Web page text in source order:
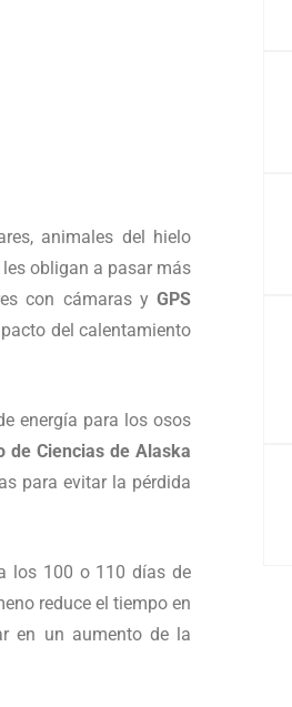
animales del hielo
obligan a pasar más
con cámaras y GPS
del calentamiento
energía para los osos
de Ciencias de Alaska
para evitar la pérdida
los 100 o 110 días de
reduce el tiempo en
en un aumento de la